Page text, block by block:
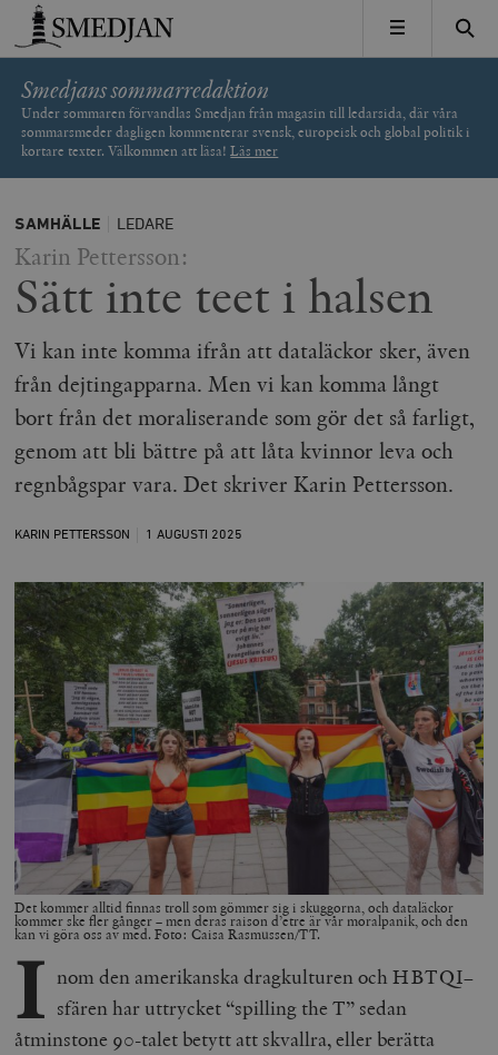
Timbro
MENY
Smedjans sommarredaktion
Under sommaren förvandlas Smedjan från magasin till ledarsida, där våra
sommarsmeder dagligen kommenterar svensk, europeisk och global politik i
kortare texter. Välkommen att läsa!Läs mer
SAMHÄLLE LEDARE
Karin Pettersson:
Sätt inte teet i halsen
Vi kan inte komma ifrån att dataläckor sker, även
från dejtingapparna. Men vi kan komma långt
bort från det moraliserande som gör det så farligt,
genom att bli bättre på att låta kvinnor leva och
regnbågspar vara. Det skriver Karin Pettersson.
KARIN PETTERSSON 1 AUGUSTI 2025
Det kommer alltid finnas troll som gömmer sig i skuggorna, och dataläckor
kommer ske fler gånger – men deras raison d’etre är vår moralpanik, och den
kan vi göra oss av med. Foto: Caisa Rasmussen/TT.
I nom den amerikanska dragkulturen och HBTQI–
sfären har uttrycket “spilling the T” sedan
åtminstone 90-talet betytt att skvallra, eller berätta